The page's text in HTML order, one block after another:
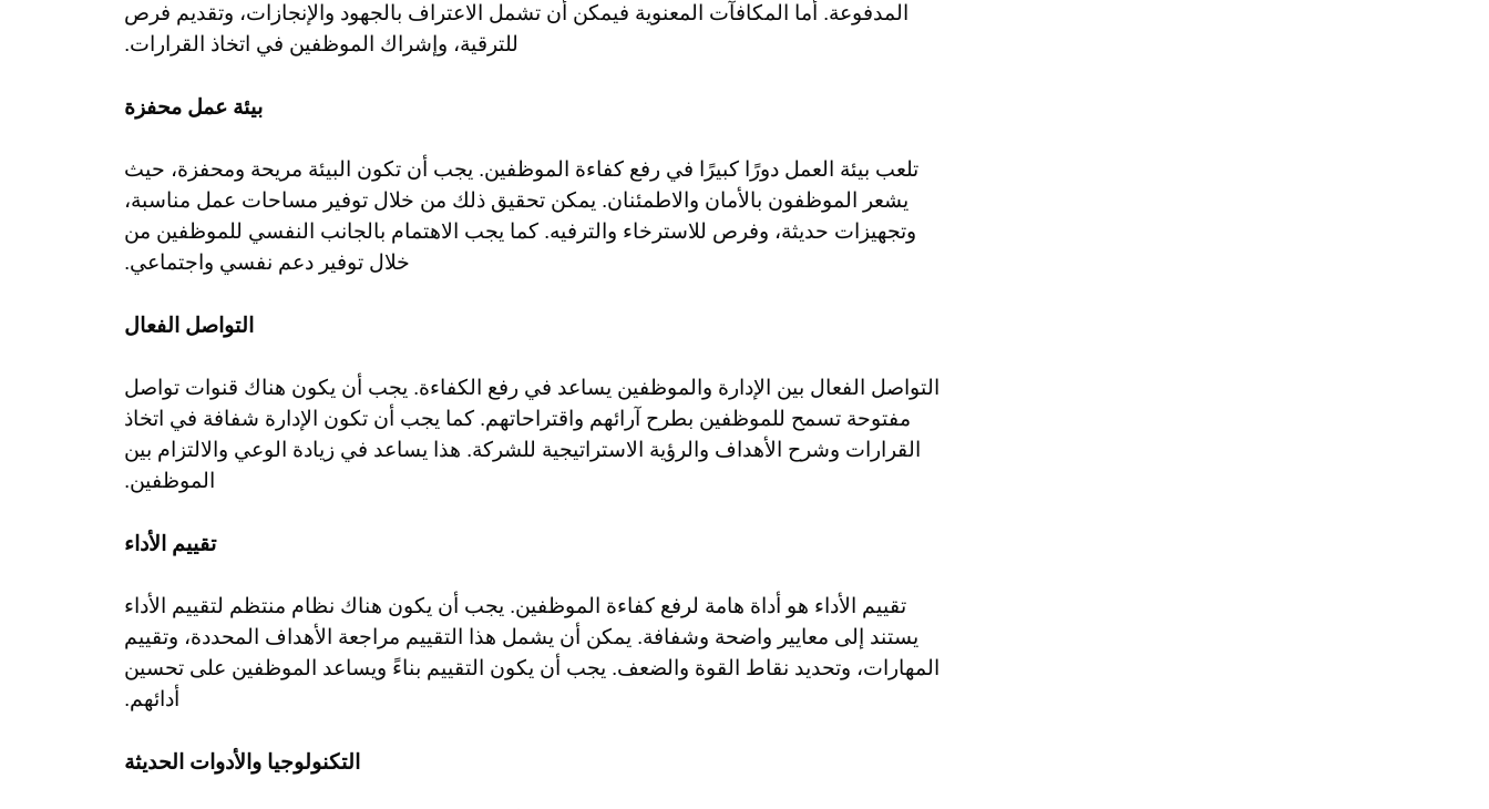
المدفوعة. أما المكافآت المعنوية فيمكن أن تشمل الاعتراف بالجهود والإنجازات، وتقديم فرص
للترقية، وإشراك الموظفين في اتخاذ القرارات.
بيئة عمل محفزة
تلعب بيئة العمل دورًا كبيرًا في رفع كفاءة الموظفين. يجب أن تكون البيئة مريحة ومحفزة، حيث
يشعر الموظفون بالأمان والاطمئنان. يمكن تحقيق ذلك من خلال توفير مساحات عمل مناسبة،
وتجهيزات حديثة، وفرص للاسترخاء والترفيه. كما يجب الاهتمام بالجانب النفسي للموظفين من
خلال توفير دعم نفسي واجتماعي.
التواصل الفعال
التواصل الفعال بين الإدارة والموظفين يساعد في رفع الكفاءة. يجب أن يكون هناك قنوات تواصل
مفتوحة تسمح للموظفين بطرح آرائهم واقتراحاتهم. كما يجب أن تكون الإدارة شفافة في اتخاذ
القرارات وشرح الأهداف والرؤية الاستراتيجية للشركة. هذا يساعد في زيادة الوعي والالتزام بين
الموظفين.
تقييم الأداء
تقييم الأداء هو أداة هامة لرفع كفاءة الموظفين. يجب أن يكون هناك نظام منتظم لتقييم الأداء
يستند إلى معايير واضحة وشفافة. يمكن أن يشمل هذا التقييم مراجعة الأهداف المحددة، وتقييم
المهارات، وتحديد نقاط القوة والضعف. يجب أن يكون التقييم بناءً ويساعد الموظفين على تحسين
أدائهم.
التكنولوجيا والأدوات الحديثة